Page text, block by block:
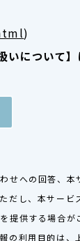
)
いについて】
せへの回答、本
だし、本サービ
提供する場合が
の利用目的は、